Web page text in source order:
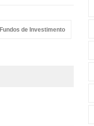
Fundos de Investimento